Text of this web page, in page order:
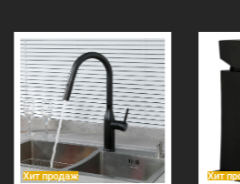
Хит продаж Хит